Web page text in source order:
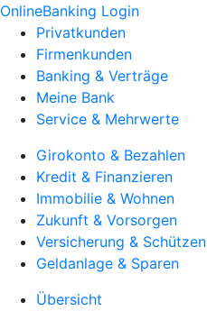
OnlineBanking Login
Privatkunden
Firmenkunden
Banking & Verträge
Meine Bank
Service & Mehrwerte
Girokonto & Bezahlen
Kredit & Finanzieren
Immobilie & Wohnen
Zukunft & Vorsorgen
Versicherung & Schützen
Geldanlage & Sparen
Übersicht